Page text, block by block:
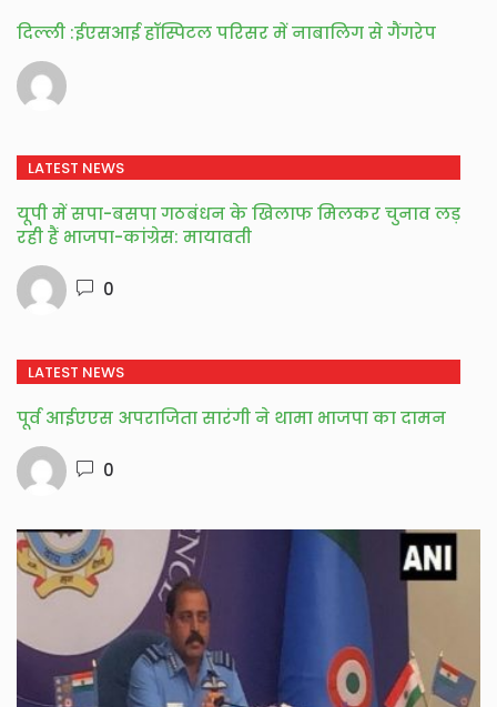
दिल्ली :ईएसआई हॉस्पिटल परिसर में नाबालिग से गैंगरेप
LATEST NEWS
यूपी में सपा-बसपा गठबंधन के खिलाफ मिलकर चुनाव लड़
रही हैं भाजपा-कांग्रेस: मायावती
0
LATEST NEWS
पूर्व आईएएस अपराजिता सारंगी ने थामा भाजपा का दामन
0